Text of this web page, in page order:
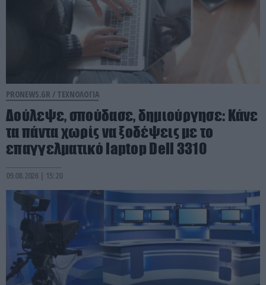
PRONEWS.GR / ΤΕΧΝΟΛΟΓΙΑ
Δούλεψε, σπούδασε, δημιούργησε: Kάνε
τα πάντα χωρίς να ξοδέψεις με το
επαγγελματικό laptop Dell 3310
09.08.2026 | 15:20